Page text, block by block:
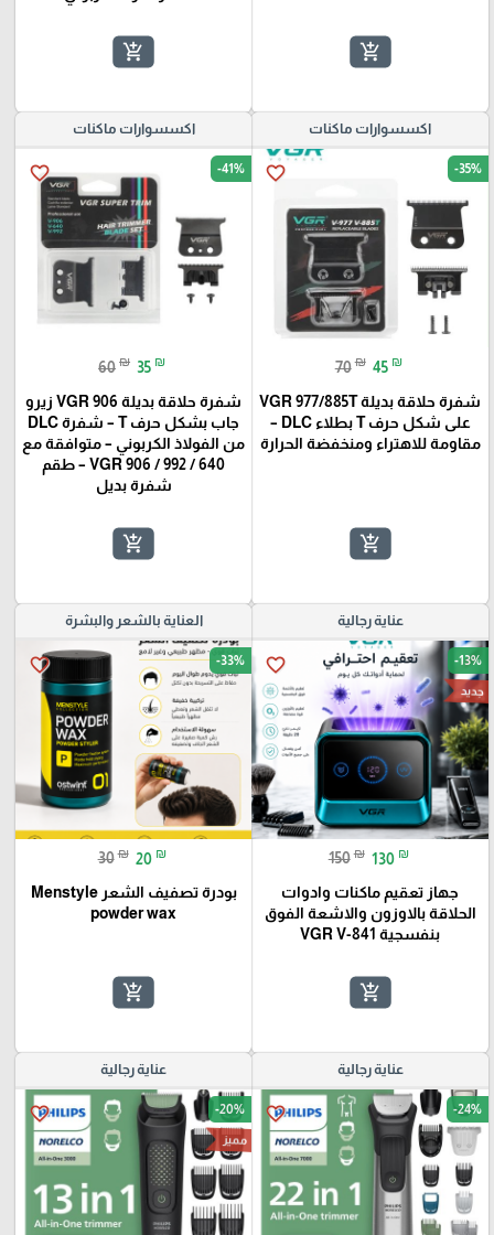
add_shopping_cart
add_shopping_cart
اكسسوارات ماكنات
favorite_border -35%
70 ₪ 45 ₪
شفرة حلاقة بديلة VGR 977/885T
على شكل حرف T بطلاء DLC –
مقاومة للاهتراء ومنخفضة الحرارة
add_shopping_cart
اكسسوارات ماكنات
favorite_border -41%
60 ₪ 35 ₪
شفرة حلاقة بديلة VGR 906 زيرو
جاب بشكل حرف T – شفرة DLC
من الفولاذ الكربوني – متوافقة مع
VGR 906 / 992 / 640 – طقم
شفرة بديل
add_shopping_cart
عناية رجالية
favorite_border -13%
جديد
150 ₪ 130 ₪
جهاز تعقيم ماكنات وادوات
الحلاقة بالاوزون والاشعة الفوق
بنفسجية VGR V-841
add_shopping_cart
العناية بالشعر والبشرة
favorite_border -33%
30 ₪ 20 ₪
بودرة تصفيف الشعر Menstyle
powder wax
add_shopping_cart
عناية رجالية
favorite_border -24%
عناية رجالية
favorite_border -20%
مميز